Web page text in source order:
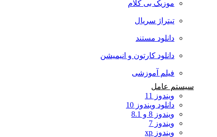
موزیک بی کلام
تیتراژ سریال
دانلود مستند
دانلود کارتون و انیمیشن
فیلم آموزشی
سیستم عامل
ویندوز 11
دانلود ویندوز 10
ویندوز 8 و 8.1
ویندوز 7
ویندوز xp